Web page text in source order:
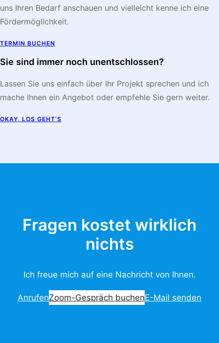
uns Ihren Bedarf anschauen und vielleicht kenne ich eine
Fördermöglichkeit.
TERMIN BUCHEN
Sie sind immer noch unentschlossen?
Lassen Sie uns einfach über Ihr Projekt sprechen und ich
mache Ihnen ein Angebot oder empfehle Sie gern weiter.
OKAY, LOS GEHT’S
Fragen kostet wirklich
nichts
Ich freue mich auf eine Nachricht von Ihnen.
AnrufenZoom-Gespräch buchenE-Mail senden